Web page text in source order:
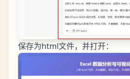
保存为html文件，并打开：